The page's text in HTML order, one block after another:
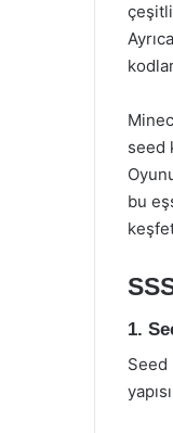
seed
bu
1.
Seed